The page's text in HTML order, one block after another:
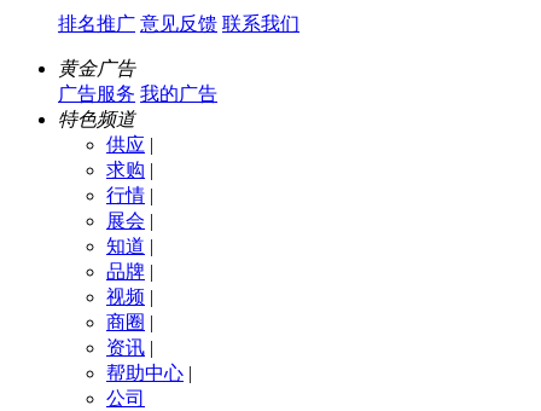
排名推广 意见反馈 联系我们
黄金广告
广告服务 我的广告
特色频道
供应 |
求购 |
行情 |
展会 |
知道 |
品牌 |
视频 |
商圈 |
资讯 |
帮助中心 |
公司